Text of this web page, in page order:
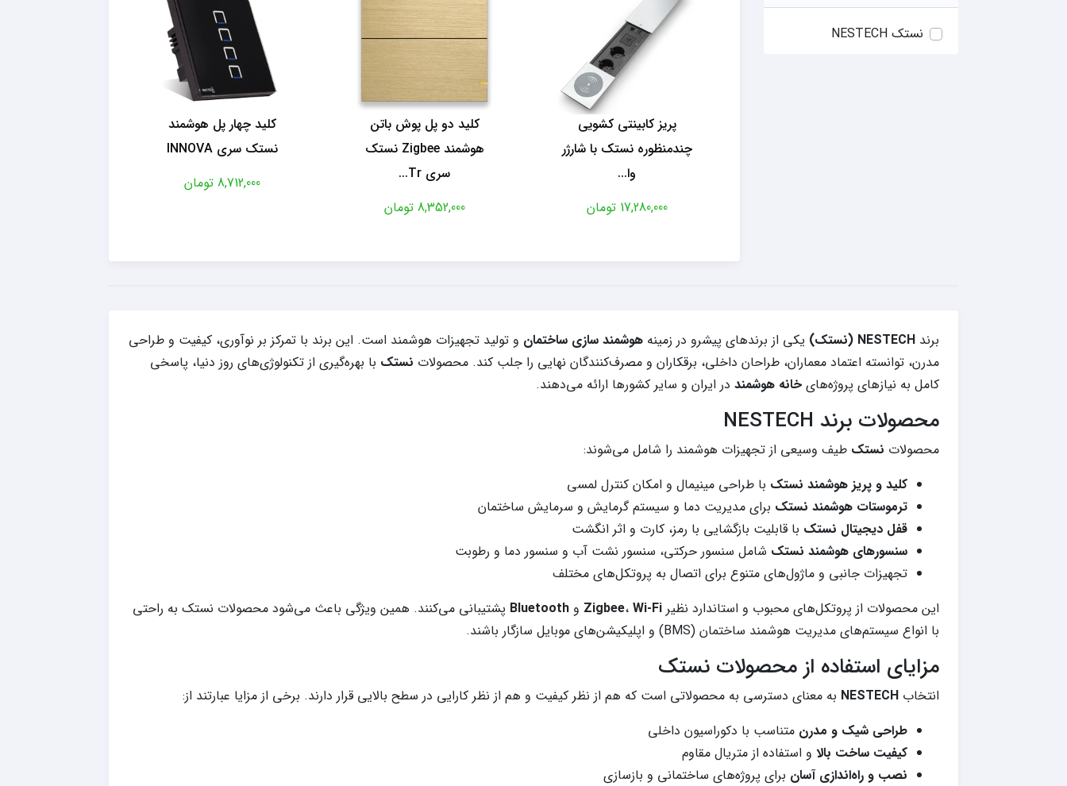
نستک NESTECH
پریز کابینتی کشویی
چندمنظوره نستک با شارژر
وا...
17,280,000 تومان
کلید دو پل پوش باتن
هوشمند Zigbee نستک
سری Tr...
8,352,000 تومان
کلید چهار پل هوشمند
نستک سری INNOVA
8,712,000 تومان
برند NESTECH (نستک) یکی از برندهای پیشرو در زمینه هوشمند سازی ساختمان و تولید تجهیزات هوشمند است. این برند با تمرکز بر نوآوری، کیفیت و طراحی
مدرن، توانسته اعتماد معماران، طراحان داخلی، برقکاران و مصرف‌کنندگان نهایی را جلب کند. محصولات نستک با بهره‌گیری از تکنولوژی‌های روز دنیا، پاسخی
کامل به نیازهای پروژه‌های خانه هوشمند در ایران و سایر کشورها ارائه می‌دهند.
محصولات برند NESTECH
محصولات نستک طیف وسیعی از تجهیزات هوشمند را شامل می‌شوند:
کلید و پریز هوشمند نستک با طراحی مینیمال و امکان کنترل لمسی
ترموستات هوشمند نستک برای مدیریت دما و سیستم گرمایش و سرمایش ساختمان
قفل دیجیتال نستک با قابلیت بازگشایی با رمز، کارت و اثر انگشت
سنسورهای هوشمند نستک شامل سنسور حرکتی، سنسور نشت آب و سنسور دما و رطوبت
تجهیزات جانبی و ماژول‌های متنوع برای اتصال به پروتکل‌های مختلف
این محصولات از پروتکل‌های محبوب و استاندارد نظیر
Zigbee، Wi-Fi و
پشتیبانی می‌کنند. همین ویژگی باعث می‌شود محصولات نستک به راحتی
با انواع سیستم‌های مدیریت هوشمند ساختمان (BMS) و اپلیکیشن‌های موبایل سازگار باشند.
مزایای استفاده از محصولات نستک
انتخاب NESTECH به معنای دسترسی به محصولاتی است که هم از نظر کیفیت و هم از نظر کارایی در سطح بالایی قرار دارند. برخی از مزایا عبارتند از:
طراحی شیک و مدرن متناسب با دکوراسیون داخلی
کیفیت ساخت بالا و استفاده از متریال مقاوم
نصب و راه‌اندازی آسان برای پروژه‌های ساختمانی و بازسازی